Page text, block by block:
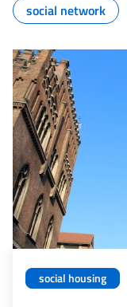
social network
social housing